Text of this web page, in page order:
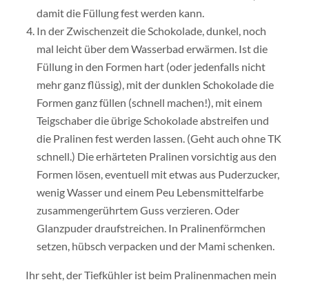
damit die Füllung fest werden kann.
In der Zwischenzeit die Schokolade, dunkel, noch
mal leicht über dem Wasserbad erwärmen. Ist die
Füllung in den Formen hart (oder jedenfalls nicht
mehr ganz flüssig), mit der dunklen Schokolade die
Formen ganz füllen (schnell machen!), mit einem
Teigschaber die übrige Schokolade abstreifen und
die Pralinen fest werden lassen. (Geht auch ohne TK
schnell.) Die erhärteten Pralinen vorsichtig aus den
Formen lösen, eventuell mit etwas aus Puderzucker,
wenig Wasser und einem Peu Lebensmittelfarbe
zusammengerührtem Guss verzieren. Oder
Glanzpuder draufstreichen. In Pralinenförmchen
setzen, hübsch verpacken und der Mami schenken.
Ihr seht, der Tiefkühler ist beim Pralinenmachen mein